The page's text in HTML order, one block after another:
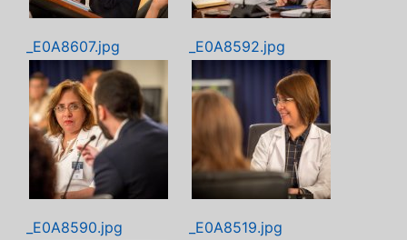
_E0A8607.jpg _E0A8592.jpg
_E0A8590.jpg _E0A8519.jpg